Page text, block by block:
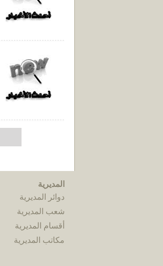
المديرية
دوائر المديرية
شعب المديرية
أقسام المديرية
مكاتب المديرية